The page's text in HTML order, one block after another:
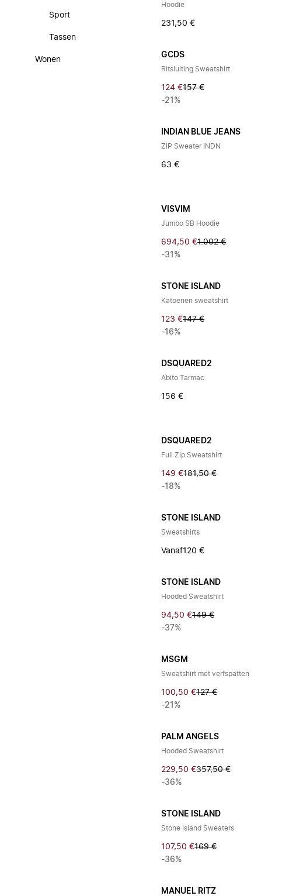
Sport
Tassen
Wonen
Hoodie
231,50 €
GCDS
Ritsluiting Sweatshirt
124 €157 €
-21%
INDIAN BLUE JEANS
ZIP Sweater INDN
63 €
VISVIM
Jumbo SB Hoodie
694,50 €1.002 €
-31%
STONE ISLAND
Katoenen sweatshirt
123 €147 €
-16%
DSQUARED2
Abito Tarmac
156 €
DSQUARED2
Full Zip Sweatshirt
149 €181,50 €
-18%
STONE ISLAND
Sweatshirts
Vanaf120 €
STONE ISLAND
Hooded Sweatshirt
94,50 €149 €
-37%
MSGM
Sweatshirt met verfspatten
100,50 €127 €
-21%
PALM ANGELS
Hooded Sweatshirt
229,50 €357,50 €
-36%
STONE ISLAND
Stone Island Sweaters
107,50 €169 €
-36%
MANUEL RITZ